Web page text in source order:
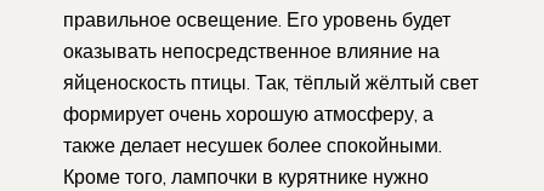
правильное освещение. Его уровень будет
оказывать непосредственное влияние на
яйценоскость птицы. Так, тёплый жёлтый свет
формирует очень хорошую атмосферу, а
также делает несушек более спокойными.
Кроме того, лампочки в курятнике нужно